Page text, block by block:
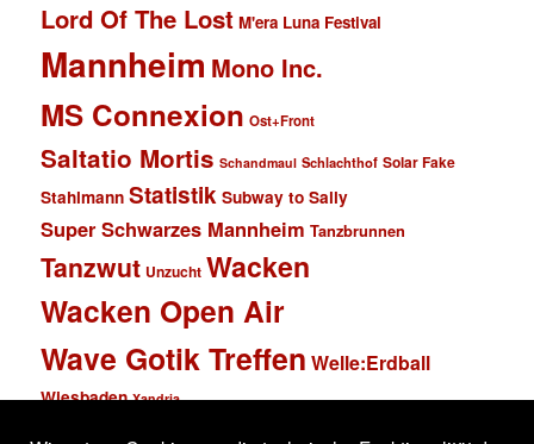
Lord Of The Lost M'era Luna Festival
Mannheim Mono Inc.
MS Connexion Ost+Front
Saltatio Mortis Schandmaul Schlachthof Solar Fake
Stahlmann Statistik Subway to Sally
Super Schwarzes Mannheim Tanzbrunnen
Tanzwut Unzucht Wacken
Wacken Open Air
Wave Gotik Treffen Welle:Erdball
Wiesbaden Xandria